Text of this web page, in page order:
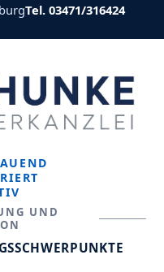
Tel. 03471/316424
UND